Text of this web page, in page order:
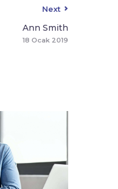
Next
Ann Smith
18 Ocak 2019